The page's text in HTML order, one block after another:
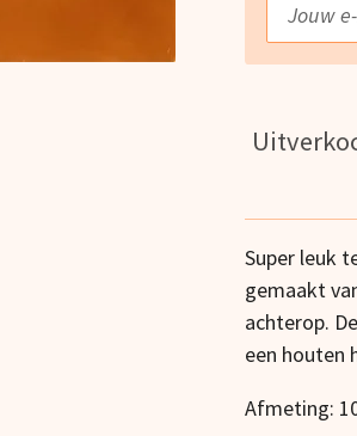
Super leuk
gemaakt
achterop.
een houten
Afmeting: